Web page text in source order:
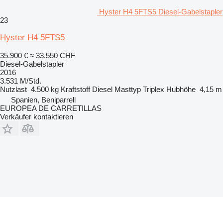
Hyster H4 5FTS5 Diesel-Gabelstapler
23
Hyster H4 5FTS5
35.900 € ≈ 33.550 CHF
Diesel-Gabelstapler
2016
3.531 M/Std.
Nutzlast 4.500 kg Kraftstoff Diesel Masttyp Triplex Hubhöhe 4,15 m
Spanien, Beniparrell
EUROPEA DE CARRETILLAS
Verkäufer kontaktieren